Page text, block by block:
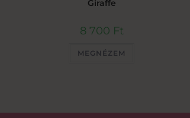
Giraffe
8 700 Ft
MEGNÉZEM